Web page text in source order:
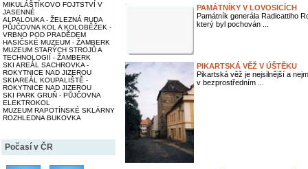
MIKULÁŠTÍKOVO FOJTSTVÍ V
JASENNÉ
ALPALOUKA - ŽELEZNÁ RUDA
PŮJČOVNA KOL A KOLOBĚŽEK -
VRBNO POD PRADĚDEM
HASIČSKÉ MUZEUM - ŽAMBERK
MUZEUM STARÝCH STROJŮ A
TECHNOLOGIÍ - ŽAMBERK
SKI AREÁL SACHROVKA -
ROKYTNICE NAD JIZEROU
SKIAREÁL KOUPALIŠTĚ -
ROKYTNICE NAD JIZEROU
SKI PARK GRUŇ - PŮJČOVNA
ELEKTROKOL
MUZEUM RAPOTÍNSKÉ SKLÁRNY
ROZHLEDNA BUKOVKA
Počasí v ČR
PAMÁTNÍKY V LOVOSICÍCH
Památník generála Radicattiho
který byl pochován ...
PIKARTSKÁ VĚŽ V ÚŠTĚKU
Pikartská věž je nejsilnější a
v bezprostředním ...